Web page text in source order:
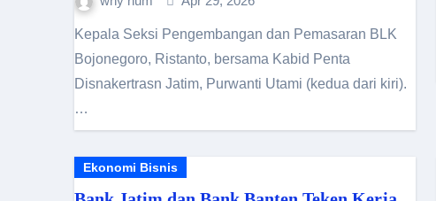
Kepala Seksi Pengembangan dan Pemasaran BLK
Bojonegoro, Ristanto, bersama Kabid Penta
Disnakertrasn Jatim, Purwanti Utami (kedua dari kiri).
…
Ekonomi Bisnis